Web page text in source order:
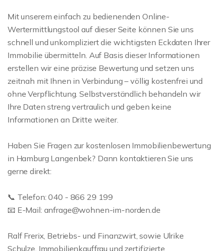
Mit unserem einfach zu bedienenden Online-
Wertermittlungstool auf dieser Seite können Sie uns
schnell und unkompliziert die wichtigsten Eckdaten Ihrer
Immobilie übermitteln. Auf Basis dieser Informationen
erstellen wir eine präzise Bewertung und setzen uns
zeitnah mit Ihnen in Verbindung – völlig kostenfrei und
ohne Verpflichtung. Selbstverständlich behandeln wir
Ihre Daten streng vertraulich und geben keine
Informationen an Dritte weiter.
Haben Sie Fragen zur kostenlosen Immobilienbewertung
in Hamburg Langenbek? Dann kontaktieren Sie uns
gerne direkt:
📞 Telefon: 040 - 866 29 199
📧 E-Mail: anfrage@wohnen-im-norden.de
Ralf Frerix, Betriebs- und Finanzwirt, sowie Ulrike
Schulze, Immobilienkauffrau und zertifizierte